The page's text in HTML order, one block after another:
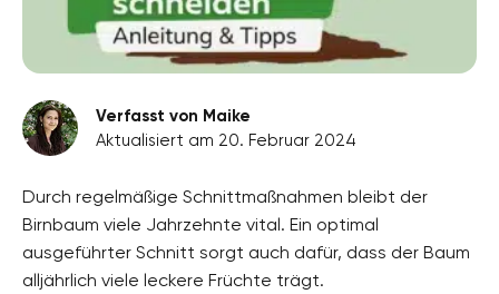
Verfasst von Maike
Aktualisiert am 20. Februar 2024
Durch regelmäßige Schnittmaßnahmen bleibt der
Birnbaum viele Jahrzehnte vital. Ein optimal
ausgeführter Schnitt sorgt auch dafür, dass der Baum
alljährlich viele leckere Früchte trägt.